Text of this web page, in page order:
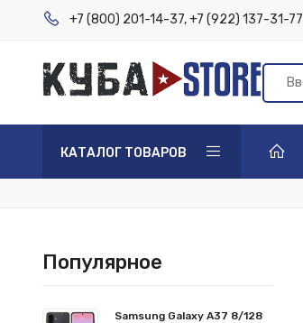
+7 (800) 201-14-37,+7 (922) 137-31-77
КАТАЛОГ ТОВАРОВ
Популярное
Samsung Galaxy A37 8/128